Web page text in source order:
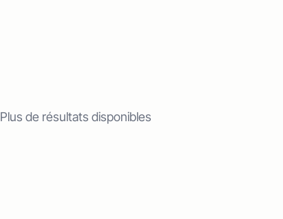
Plus de résultats disponibles